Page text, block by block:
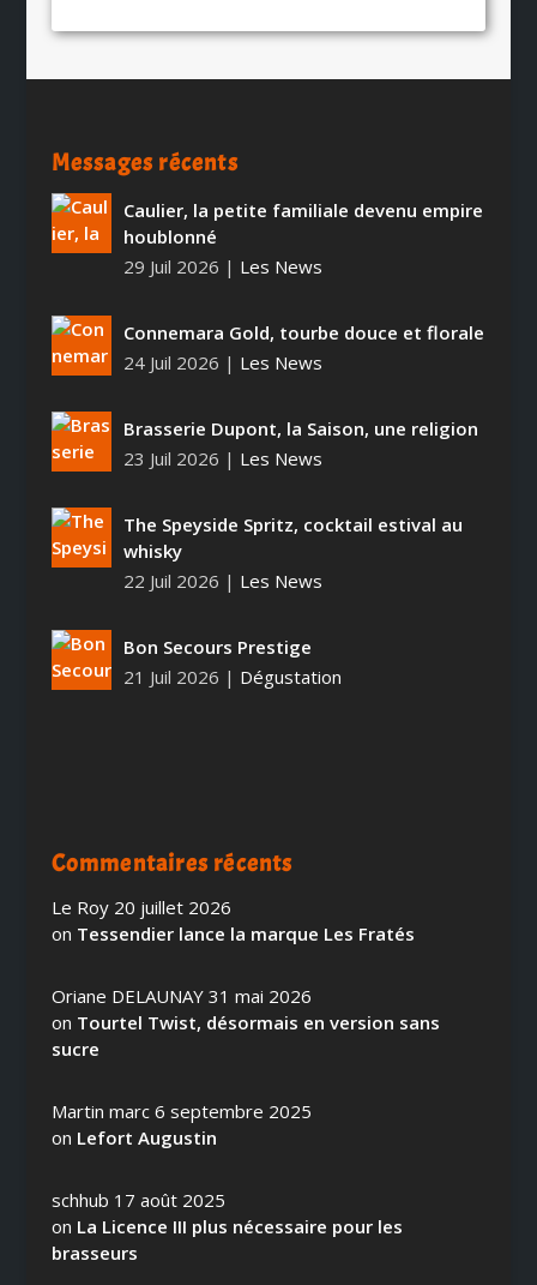
Messages récents
Caulier, la petite familiale devenu empire
houblonné
29 Juil 2026 | Les News
Connemara Gold, tourbe douce et florale
24 Juil 2026 | Les News
Brasserie Dupont, la Saison, une religion
23 Juil 2026 | Les News
The Speyside Spritz, cocktail estival au
whisky
22 Juil 2026 | Les News
Bon Secours Prestige
21 Juil 2026 | Dégustation
Commentaires récents
Le Roy 20 juillet 2026
on Tessendier lance la marque Les Fratés
Oriane DELAUNAY 31 mai 2026
on Tourtel Twist, désormais en version sans
sucre
Martin marc 6 septembre 2025
on Lefort Augustin
schhub 17 août 2025
on La Licence III plus nécessaire pour les
brasseurs